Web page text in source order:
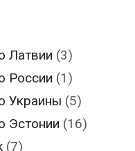
Латвии (3)
России (1)
Украины (5)
Эстонии (16)
(7)